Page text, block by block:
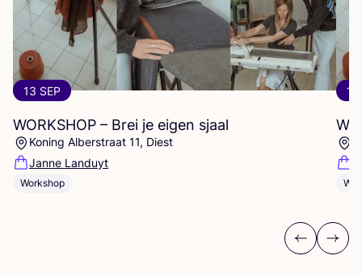
13 SEP
WORKSHOP – Brei je eigen sjaal
Koning Alberstraat 11, Diest
Janne Landuyt
Workshop
13
Previous
Next